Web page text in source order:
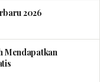
2026
Mendapatkan